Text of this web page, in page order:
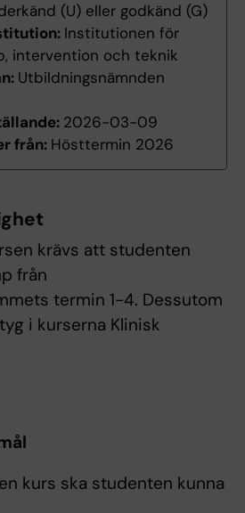
(U) eller godkänd (G)
Institutionen för
intervention och teknik
Utbildningsnämnden
2026-03-09
från: Hösttermin 2026
krävs att studenten
från
termin 1-4. Dessutom
i kurserna Klinisk
kurs ska studenten kunna